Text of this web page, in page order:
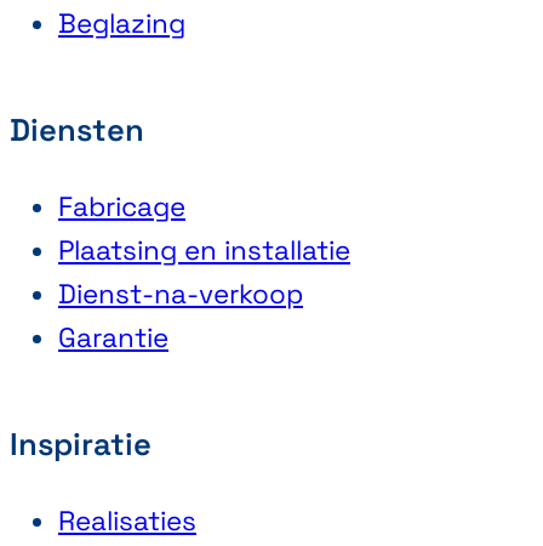
Beglazing
Diensten
Fabricage
Plaatsing en installatie
Dienst-na-verkoop
Garantie
Inspiratie
Realisaties